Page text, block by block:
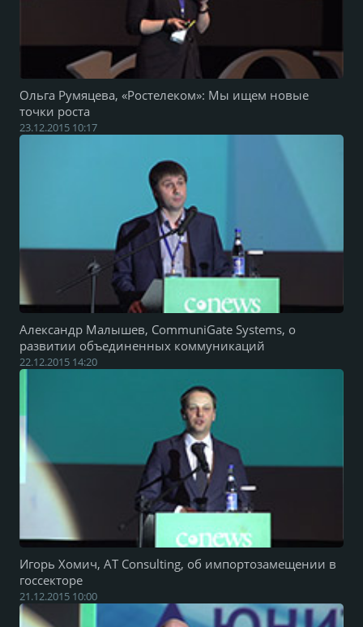
Ольга Румяцева, «Ростелеком»: Мы ищем новые
точки роста
23.12.2015 10:17
Александр Малышев, CommuniGate Systems, о
развитии объединенных коммуникаций
22.12.2015 14:20
Игорь Хомич, AT Consulting, об импортозамещении в
госсекторе
21.12.2015 10:00